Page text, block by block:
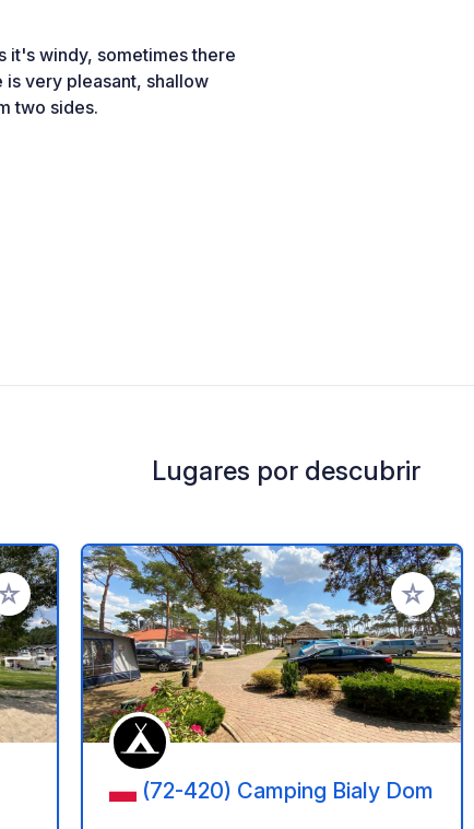
it's windy, sometimes there
very pleasant, shallow
two sides.
Lugares por descubrir
a tus favoritos Añadir a
(72-420) Camping Bialy Dom